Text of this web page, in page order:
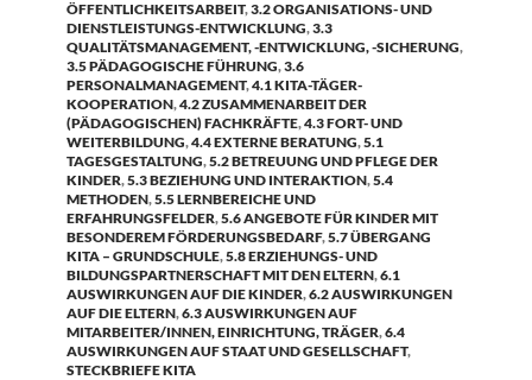
ÖFFENTLICHKEITSARBEIT,3.2 ORGANISATIONS- UND
DIENSTLEISTUNGS-ENTWICKLUNG,3.3
QUALITÄTSMANAGEMENT, -ENTWICKLUNG, -SICHERUNG,
3.5 PÄDAGOGISCHE FÜHRUNG,3.6
PERSONALMANAGEMENT,4.1 KITA-TÄGER-
KOOPERATION,4.2 ZUSAMMENARBEIT DER
(PÄDAGOGISCHEN) FACHKRÄFTE,4.3 FORT- UND
WEITERBILDUNG,4.4 EXTERNE BERATUNG,5.1
TAGESGESTALTUNG,5.2 BETREUUNG UND PFLEGE DER
KINDER,5.3 BEZIEHUNG UND INTERAKTION,5.4
METHODEN,5.5 LERNBEREICHE UND
ERFAHRUNGSFELDER,5.6 ANGEBOTE FÜR KINDER MIT
BESONDEREM FÖRDERUNGSBEDARF,5.7 ÜBERGANG
KITA – GRUNDSCHULE,5.8 ERZIEHUNGS- UND
BILDUNGSPARTNERSCHAFT MIT DEN ELTERN,6.1
AUSWIRKUNGEN AUF DIE KINDER,6.2 AUSWIRKUNGEN
AUF DIE ELTERN,6.3 AUSWIRKUNGEN AUF
MITARBEITER/INNEN, EINRICHTUNG, TRÄGER,6.4
AUSWIRKUNGEN AUF STAAT UND GESELLSCHAFT,
STECKBRIEFE KITA